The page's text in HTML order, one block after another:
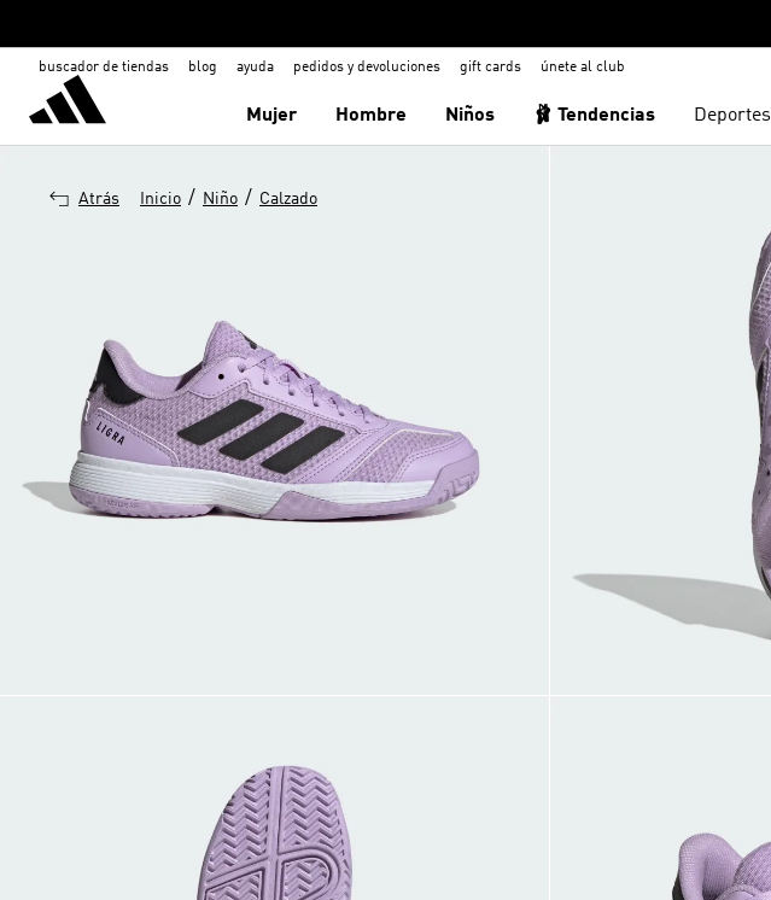
buscador de tiendas blog ayuda pedidos y devoluciones gift cards únete al club
Mujer Hombre Niños 🩰 Tendencias Deportes
Atrás Inicio / Niño / Calzado